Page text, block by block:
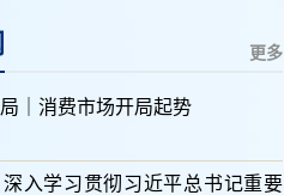
更多
｜消费市场开局起势
入学习贯彻习近平总书记重要